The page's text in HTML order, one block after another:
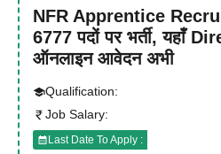
NFR Apprentice
6777 पदों पर भर्ती, यहाँ
ऑनलाइन आवेदन अभी
Qualification:
Job Salary:
Last Date To Apply :